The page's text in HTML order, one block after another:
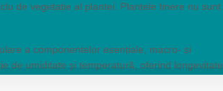
de vegetație al plantei. Plantele tinere nu sunt
a componentelor esențiale, macro- și
de umiditate și temperatură, oferind longevitate